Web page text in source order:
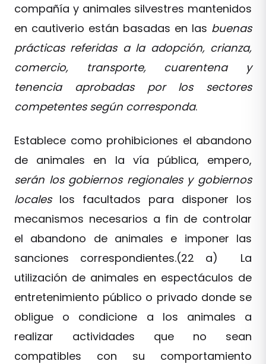
compañía y animales silvestres mantenidos
en cautiverio están basadas en las buenas
prácticas referidas a la adopción, crianza,
comercio, transporte, cuarentena y
tenencia aprobadas por los sectores
competentes según corresponda.
Establece como prohibiciones el abandono
de animales en la vía pública, empero,
serán los gobiernos regionales y gobiernos
localeslos facultados para disponer los
mecanismos necesarios a fin de controlar
el abandono de animales e imponer las
sanciones correspondientes.(22 a) La
utilización de animales en espectáculos de
entretenimiento público o privado donde se
obligue o condicione a los animales a
realizar actividades que no sean
compatibles con su comportamiento